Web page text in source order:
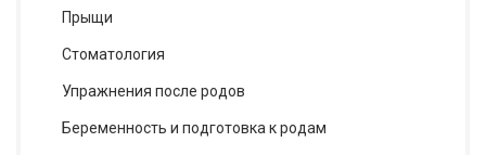
Прыщи
Стоматология
Упражнения после родов
Беременность и подготовка к родам